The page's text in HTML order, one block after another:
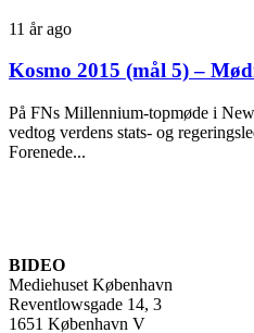
11 år ago
Kosmo 2015 (mål 5) –
På FNs Millennium-topmøde i
vedtog verdens stats- og
Forenede...
BIDEO
Mediehuset København
Reventlowsgade 14, 3
1651 København V